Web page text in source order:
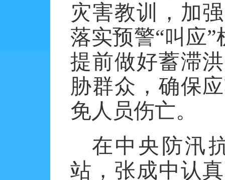
灾害教训，加
落实预警“叫应
提前做好蓄滞
胁群众，确保
免人员伤亡。
在中央防汛
站，张成中认